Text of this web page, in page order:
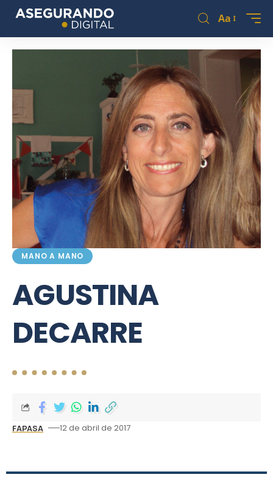
Aa
MANO A MANO
AGUSTINA
DECARRE
FAPASA 12 de abril de 2017